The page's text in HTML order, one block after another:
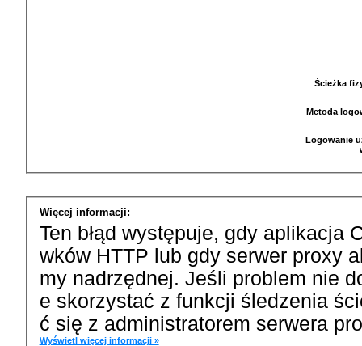
Ścieżka
Metoda
Logowanie
Więcej informacji:
Ten błąd występuje, gdy aplikacja
wków HTTP lub gdy serwer proxy
my nadrzędnej. Jeśli problem nie
e skorzystać z funkcji śledzenia
ć się z administratorem serwera
Wyświetl więcej informacji »